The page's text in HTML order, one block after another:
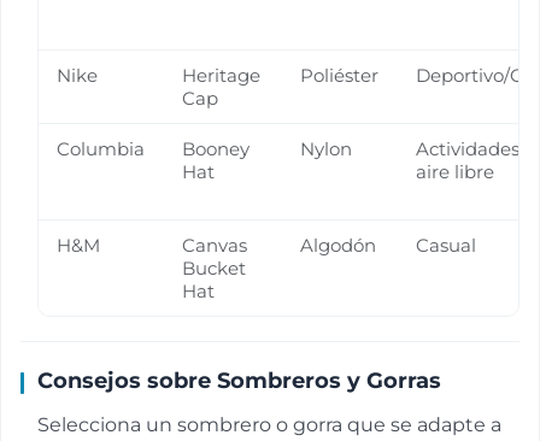
Nike
Heritage
Cap
Poliéster Deportivo/
Columbia
Booney
Hat
Nylon
Actividades al
aire libre
H&M
Canvas
Bucket
Hat
Algodón Casual
Consejos sobre Sombreros y Gorras
Selecciona un sombrero o gorra que se adapte a